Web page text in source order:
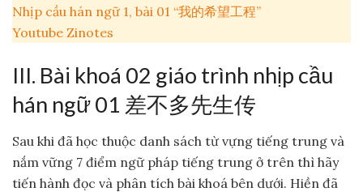
Nhịp cầu hán ngữ 1, bài 01 “我的希望工程”
Youtube Zinotes
III. Bài khoá 02 giáo trình nhịp cầu
hán ngữ 01 差不多先生传
Sau khi đã học thuộc danh sách từ vựng tiếng trung và
nắm vững 7 điểm ngữ pháp tiếng trung ở trên thì hãy
tiến hành đọc và phân tích bài khoá bên dưới. Hiền đã